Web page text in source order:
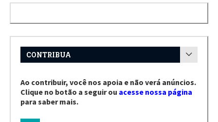
CONTRIBUA
Ao contribuir, você nos apoia e não verá anúncios.
Clique no botão a seguir ou acesse nossa página
para saber mais.